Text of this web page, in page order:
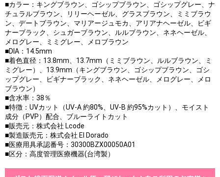
■カラー：キングブラウン、ゴシップブラウン、ゴシップグレー、ナ
チュラルブラウン、リリーヘーゼル、グラスブラウン、ミミブラウ
ン、デートブラウン、マリアージュモカ、アリアナヘーゼル、ビギ
ナーブラック、シュガーブラウン、ルルブラウン、ネネヘーゼル、
メログレー、ミミグレー、メロブラウン
■DIA：14.5mm
■着色直径：13.8mm、13.7mm（ミミブラウン、ルルブラウン、ミ
ミグレー）、13.9mm（キングブラウン、ゴシップブラウン、ゴシ
ップグレー、ビギナーブラック、ネネヘーゼル、メログレー、メロ
ブラウン）
■含水率：38％
■特徴：UVカット（UV-A 約80%、UV-B 約95%カット）、モイスト
成分（PVP）配合、ブルーライトカット
■販売元：株式会社 Lcode
■製造販売元：株式会社 El Dorado
■医療用具承認番号：30300BZX00050A01
■区分：高度管理医療機器(台湾製）